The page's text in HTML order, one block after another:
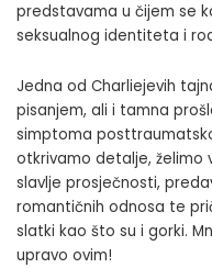
predstavama u čijem se
seksualnog identiteta i
Jedna od Charliejevih
pisanjem, ali i tamna
simptoma
otkrivamo detalje, želimo
slavlje prosječnosti,
romantičnih odnosa te
slatki kao što su i gorki.
upravo ovim!